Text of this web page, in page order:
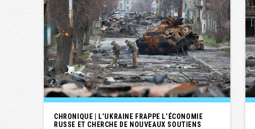
CHRONIQUE | L’UKRAINE FRAPPE L’ÉCONOMIE
RUSSE ET CHERCHE DE NOUVEAUX SOUTIENS